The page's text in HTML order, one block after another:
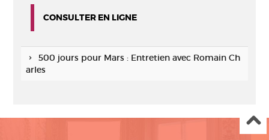
CONSULTER EN LIGNE
500 jours pour Mars : Entretien avec Romain Ch
arles